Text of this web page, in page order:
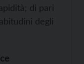
di pari
degli